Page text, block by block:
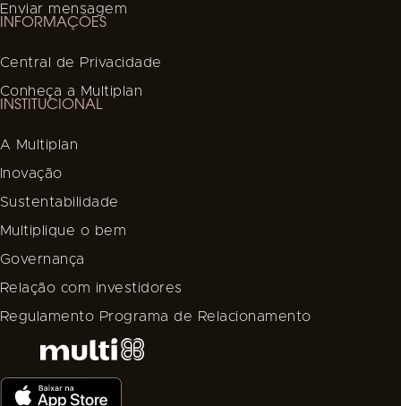
Enviar mensagem
INFORMAÇÕES
Central de Privacidade
Conheça a Multiplan
INSTITUCIONAL
A Multiplan
Inovação
Sustentabilidade
Multiplique o bem
Governança
Relação com investidores
Regulamento Programa de Relacionamento